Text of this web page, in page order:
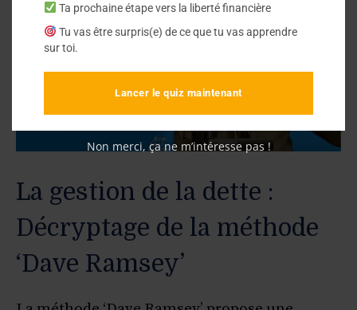
La gestion de la dette :
Décryptage de la méthode
‘Dave Ramsey’
Ta prochaine étape vers la liberté financière
Tu vas être surpris(e) de ce que tu vas apprendre
sur toi.
Lancer le quiz maintenant
Non merci, ça ne m’intéresse pas !